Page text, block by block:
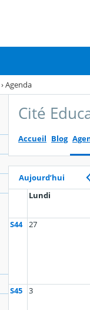
›Agenda
Cité
Accueil Blog
Aujourd’hui
Lundi
S44 27
S45 3